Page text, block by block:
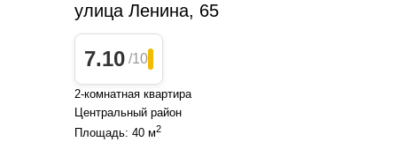
улица Ленина, 65
7.10 /10
2-комнатная квартира
Центральный район
Площадь: 40 м2